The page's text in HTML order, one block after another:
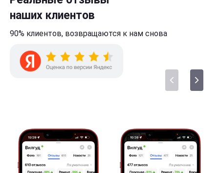
наших клиентов
90% клиентов, возвращаются к нам снова